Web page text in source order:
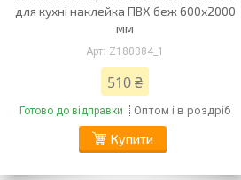
для кухні наклейка ПВХ беж 600х2000
мм
Z180384_1
510 ₴
Готово до відправки Оптом і в роздріб
Купити